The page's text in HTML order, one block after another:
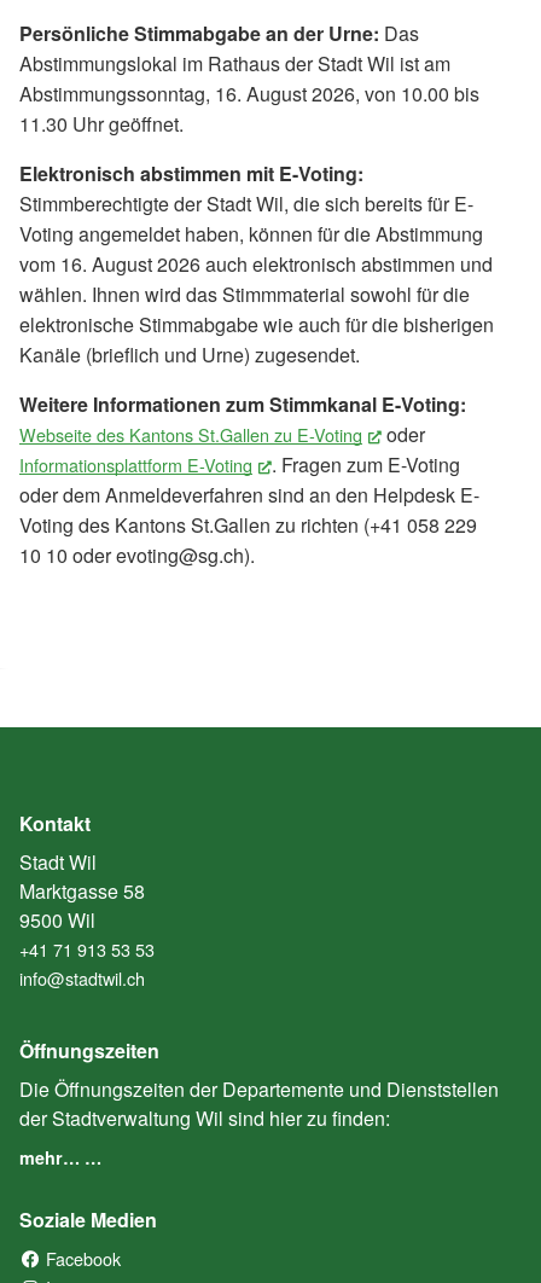
Persönliche Stimmabgabe an der Urne: Das
Abstimmungslokal im Rathaus der Stadt Wil ist am
Abstimmungssonntag, 16. August 2026, von 10.00 bis
11.30 Uhr geöffnet.
Elektronisch abstimmen mit E-Voting:
Stimmberechtigte der Stadt Wil, die sich bereits für E-
Voting angemeldet haben, können für die Abstimmung
vom 16. August 2026 auch elektronisch abstimmen und
wählen. Ihnen wird das Stimmmaterial sowohl für die
elektronische Stimmabgabe wie auch für die bisherigen
Kanäle (brieflich und Urne) zugesendet.
Weitere Informationen zum Stimmkanal E-Voting:
Webseite des Kantons St.Gallen zu E-Voting (External Link)
oder
Informationsplattform E-Voting (External Link)
. Fragen zum E-Voting
oder dem Anmeldeverfahren sind an den Helpdesk E-
Voting des Kantons St.Gallen zu richten (+41 058 229
10 10 oder evoting@sg.ch).
Kontakt
Stadt Wil
Marktgasse 58
9500 Wil
+41 71 913 53 53
info@stadtwil.ch
Öffnungszeiten
Die Öffnungszeiten der Departemente und Dienststellen
der Stadtverwaltung Wil sind hier zu finden:
mehr… …
Soziale Medien
Facebook